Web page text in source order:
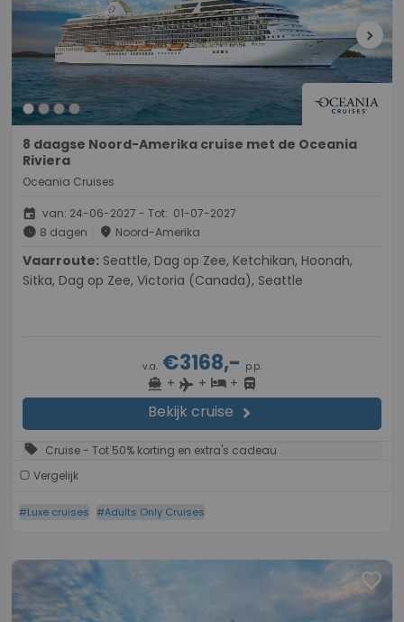
chevron_right
8 daagse Noord-Amerika cruise met de Oceania
Riviera
Oceania Cruises
event van: 24-06-2027 - Tot: 01-07-2027
schedule 8 dagen place Noord-Amerika
Vaarroute:
Sitka, Dag op Zee, Victoria (Canada), Seattle
v.a. €3168,- p.p.
directions_boat + flight + hotel+ directions_bus
Bekijk cruise chevron_right
sell Cruise - Tot 50% korting en extra's cadeau
Vergelijk
#Luxe cruises #Adults Only Cruises
favorite